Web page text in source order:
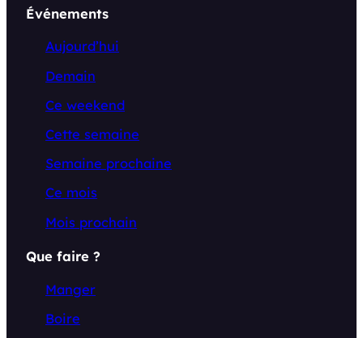
Événements
Aujourd’hui
Demain
Ce weekend
Cette semaine
Semaine prochaine
Ce mois
Mois prochain
Que faire ?
Manger
Boire